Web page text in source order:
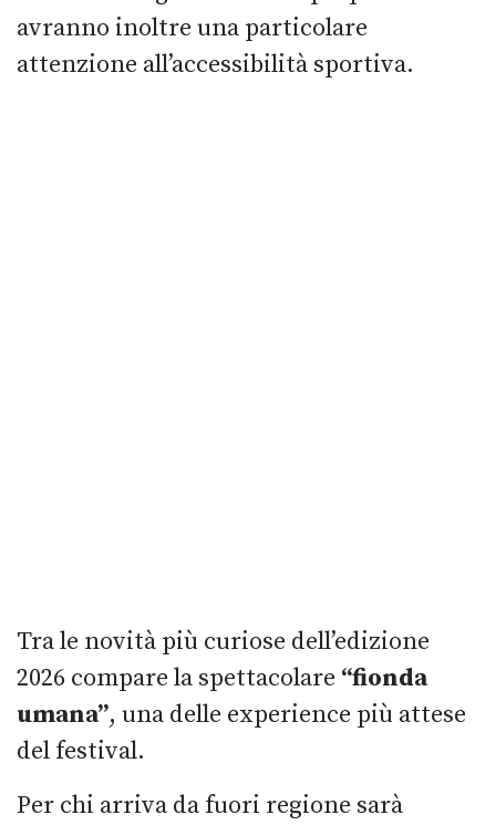
avranno inoltre una particolare
attenzione all’accessibilità sportiva.
Tra le novità più curiose dell’edizione
2026 compare la spettacolare “fionda
umana”, una delle experience più attese
del festival.
Per chi arriva da fuori regione sarà